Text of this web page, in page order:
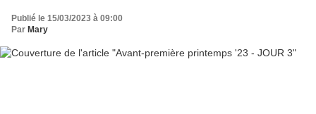
Publié le 15/03/2023 à 09:00
Par Mary